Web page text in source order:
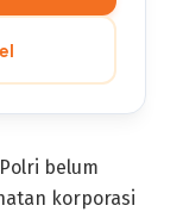
belum
korporasi